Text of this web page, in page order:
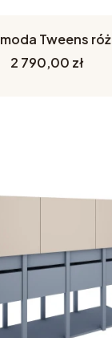
Tweens róż
Cena
2 790,00 zł